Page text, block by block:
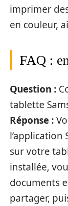
imprimer
en couleur,
FAQ :
Question :
tablette
Réponse :
l’application
sur votre
installée,
documents
partager,